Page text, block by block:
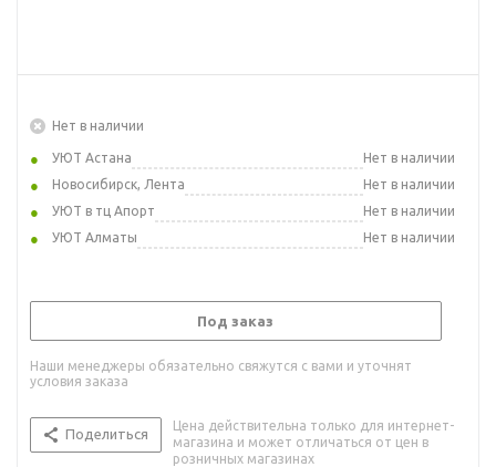
Нет в наличии
УЮТ Астана
Нет в наличии
Новосибирск, Лента
Нет в наличии
УЮТ в тц Апорт
Нет в наличии
УЮТ Алматы
Нет в наличии
Под заказ
Наши менеджеры обязательно свяжутся с вами и уточнят
условия заказа
Поделиться
Цена действительна только для интернет-
магазина и может отличаться от цен в
розничных магазинах